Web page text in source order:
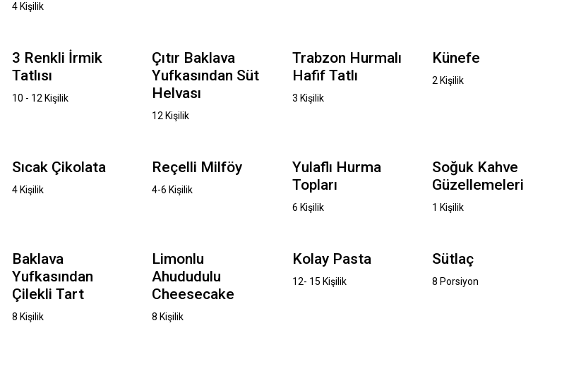
4 Kişilik
3 Renkli İrmik
Tatlısı
10 - 12 Kişilik
Çıtır Baklava
Yufkasından Süt
Helvası
12 Kişilik
Trabzon Hurmalı
Hafif Tatlı
3 Kişilik
Künefe
2 Kişilik
Sıcak Çikolata
4 Kişilik
Reçelli Milföy
4-6 Kişilik
Yulaflı Hurma
Topları
6 Kişilik
Soğuk Kahve
Güzellemeleri
1 Kişilik
Baklava
Yufkasından
Çilekli Tart
8 Kişilik
Limonlu
Ahududulu
Cheesecake
8 Kişilik
Kolay Pasta
12- 15 Kişilik
Sütlaç
8 Porsiyon